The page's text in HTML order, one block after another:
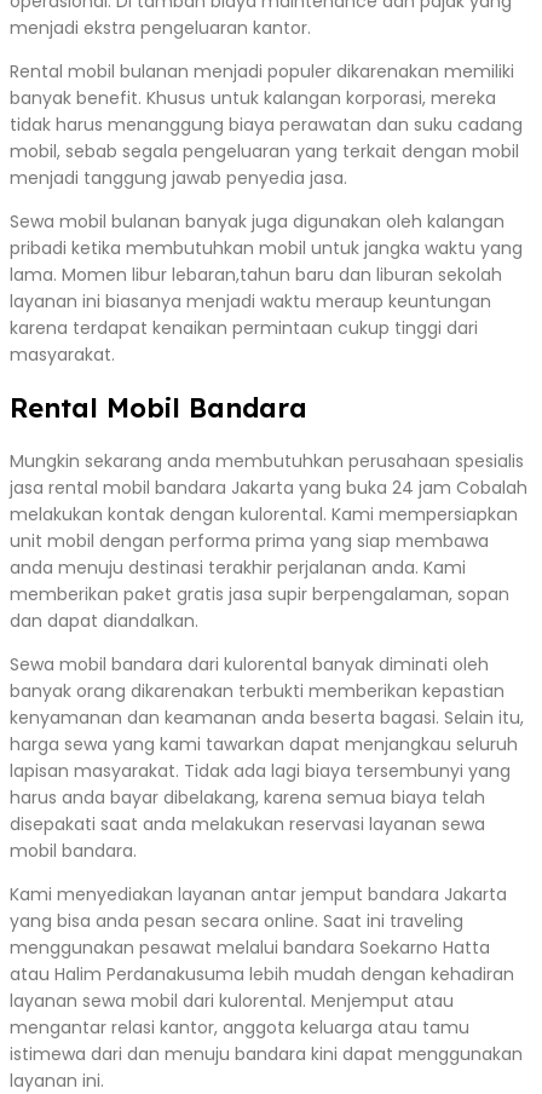
menjadi ekstra pengeluaran kantor.
Rental mobil bulanan menjadi populer dikarenakan memiliki
banyak benefit. Khusus untuk kalangan korporasi, mereka
tidak harus menanggung biaya perawatan dan suku cadang
mobil, sebab segala pengeluaran yang terkait dengan mobil
menjadi tanggung jawab penyedia jasa.
Sewa mobil bulanan banyak juga digunakan oleh kalangan
pribadi ketika membutuhkan mobil untuk jangka waktu yang
lama. Momen libur lebaran,tahun baru dan liburan sekolah
layanan ini biasanya menjadi waktu meraup keuntungan
karena terdapat kenaikan permintaan cukup tinggi dari
masyarakat.
Rental Mobil Bandara
Mungkin sekarang anda membutuhkan perusahaan spesialis
jasa rental mobil bandara Jakarta yang buka 24 jam Cobalah
melakukan kontak dengan kulorental. Kami mempersiapkan
unit mobil dengan performa prima yang siap membawa
anda menuju destinasi terakhir perjalanan anda. Kami
memberikan paket gratis jasa supir berpengalaman, sopan
dan dapat diandalkan.
Sewa mobil bandara dari kulorental banyak diminati oleh
banyak orang dikarenakan terbukti memberikan kepastian
kenyamanan dan keamanan anda beserta bagasi. Selain itu,
harga sewa yang kami tawarkan dapat menjangkau seluruh
lapisan masyarakat. Tidak ada lagi biaya tersembunyi yang
harus anda bayar dibelakang, karena semua biaya telah
disepakati saat anda melakukan reservasi layanan sewa
mobil bandara.
Kami menyediakan layanan antar jemput bandara Jakarta
yang bisa anda pesan secara online. Saat ini traveling
menggunakan pesawat melalui bandara Soekarno Hatta
atau Halim Perdanakusuma lebih mudah dengan kehadiran
layanan sewa mobil dari kulorental. Menjemput atau
mengantar relasi kantor, anggota keluarga atau tamu
istimewa dari dan menuju bandara kini dapat menggunakan
layanan ini.